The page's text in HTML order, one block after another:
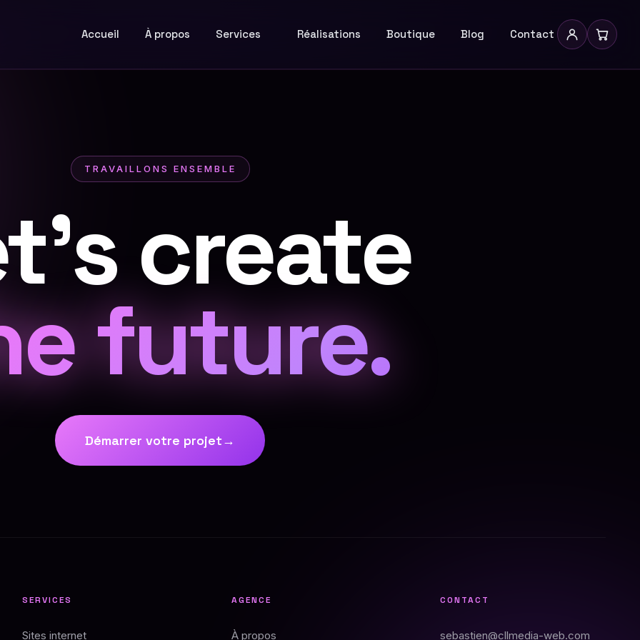
Accueil À propos Services Réalisations Boutique Blog Contact
TRAVAILLONS ENSEMBLE
create
future.
Démarrer votre projet→
SERVICES
Sites internet
AGENCE
À propos
CONTACT
sebastien@cllmedia-web.com